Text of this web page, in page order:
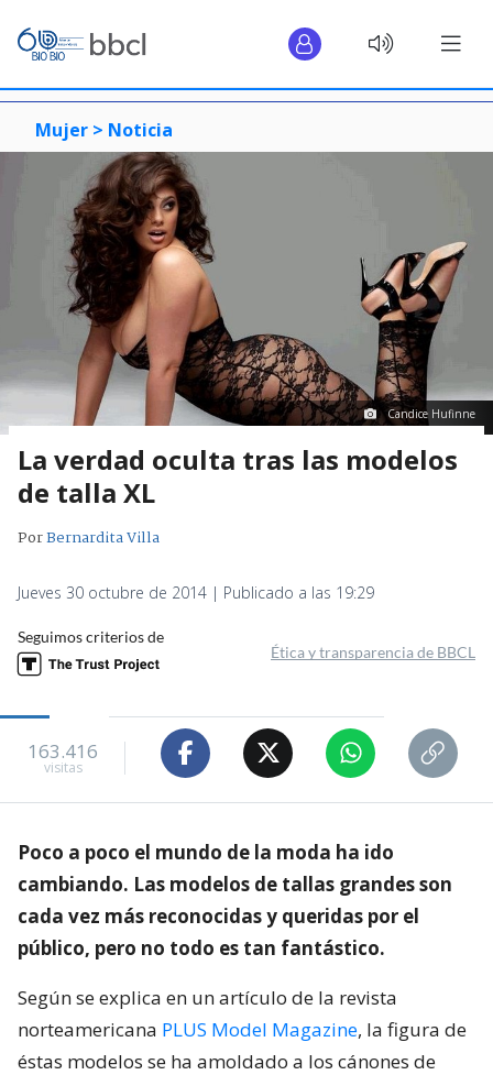
Mujer > Noticia
Candice Hufinne
La verdad oculta tras las modelos
de talla XL
PorBernardita Villa
Jueves 30 octubre de 2014 | Publicado a las 19:29
Seguimos criterios de
Ética y transparencia de BBCL
163.416
visitas
Poco a poco el mundo de la moda ha ido
cambiando. Las modelos de tallas grandes son
cada vez más reconocidas y queridas por el
público, pero no todo es tan fantástico.
Según se explica en un artículo de la revista
norteamericana PLUS Model Magazine, la figura de
éstas modelos se ha amoldado a los cánones de